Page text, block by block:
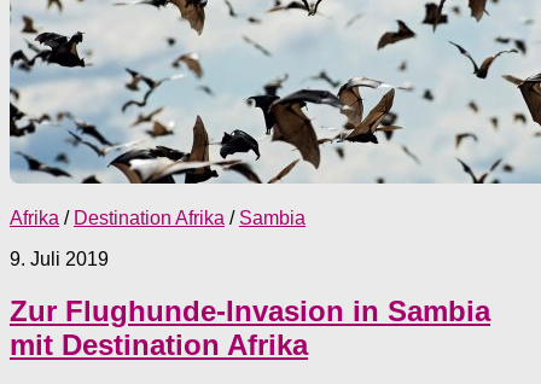
Afrika / Destination Afrika / Sambia
9. Juli 2019
Zur Flughunde-Invasion in Sambia
mit Destination Afrika